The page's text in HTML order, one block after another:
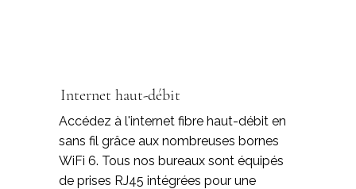
Internet haut-débit
Accédez à l'internet fibre haut-débit en
sans fil grâce aux nombreuses bornes
WiFi 6. Tous nos bureaux sont équipés
de prises RJ45 intégrées pour une